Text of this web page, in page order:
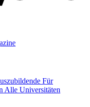
Für
Alle Universitäten